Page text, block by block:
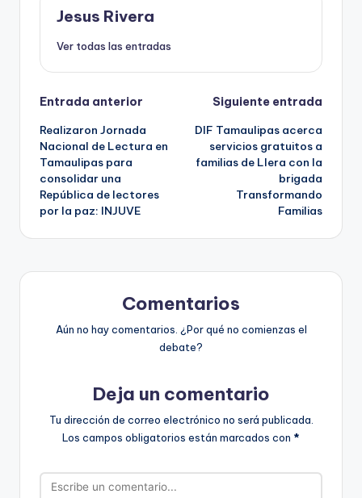
Jesus Rivera
Ver todas las entradas
Navegación
de
entradas
Entrada anterior
Realizaron Jornada
Nacional de Lectura en
Tamaulipas para
consolidar una
República de lectores
por la paz: INJUVE
Siguiente entrada
DIF Tamaulipas acerca
servicios gratuitos a
familias de Llera con la
brigada
Transformando
Familias
Comentarios
Aún no hay comentarios. ¿Por qué no comienzas el
debate?
Deja un comentario
Tu dirección de correo electrónico no será publicada.
Los campos obligatorios están marcados con *